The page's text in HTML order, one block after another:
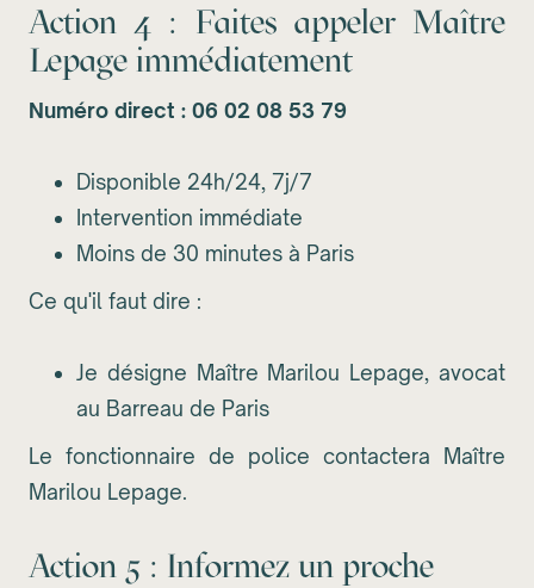
Action 4 : Faites appeler Maître
Lepage immédiatement
Numéro direct : 06 02 08 53 79
Disponible 24h/24, 7j/7
Intervention immédiate
Moins de 30 minutes à Paris
Ce qu'il faut dire :
Je désigne Maître Marilou Lepage, avocat
au Barreau de Paris
Le fonctionnaire de police contactera Maître
Marilou Lepage.
Action 5 : Informez un proche